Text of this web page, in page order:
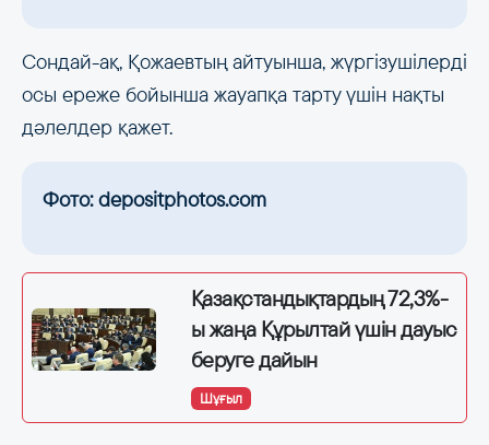
Сондай-ақ, Қожаевтың айтуынша, жүргізушілерді
осы ереже бойынша жауапқа тарту үшін нақты
дәлелдер қажет.
Фото: depositphotos.com
Қазақстандықтардың 72,3%-
ы жаңа Құрылтай үшін дауыс
беруге дайын
Шұғыл